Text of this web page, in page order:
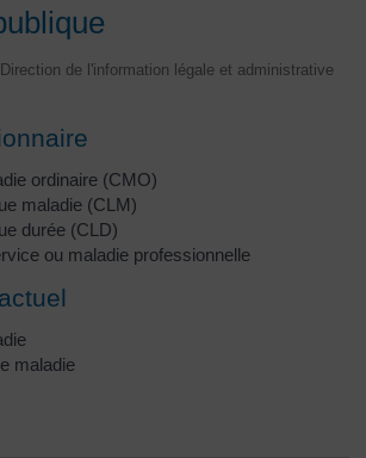
de l'information légale et administrative
ordinaire (CMO)
maladie (CLM)
durée (CLD)
ou maladie professionnelle
maladie